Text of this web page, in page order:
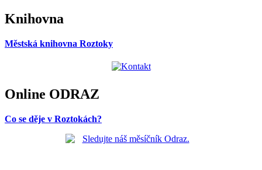
Knihovna
Městská knihovna Roztoky
Online ODRAZ
Co se děje v Roztokách?